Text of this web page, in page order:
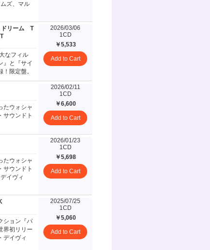
ズ、マル
リーム
T
なフィル
』と『サイ
限定盤。
2026/03/06
1CD
￥5,533
Add to Cart
たウォシャ
サウンドト
2026/02/11
1CD
￥6,600
Add to Cart
たウォシャ
サウンドト
イヴィ
2026/01/23
1CD
￥5,698
Add to Cart
ション『パ
界初リリー
デイヴィ
2025/07/25
1CD
￥5,060
Add to Cart